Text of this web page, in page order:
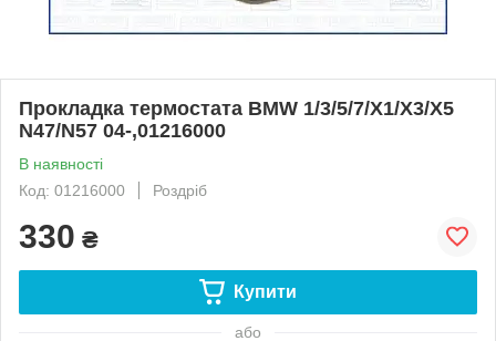
Прокладка термостата BMW 1/3/5/7/X1/X3/X5
N47/N57 04-,01216000
В наявності
Код: 01216000
Роздріб
330 ₴
Купити
або